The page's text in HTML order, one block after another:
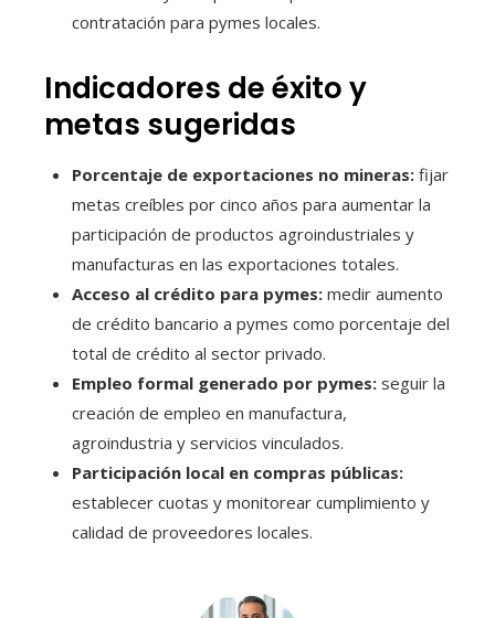
contratación para pymes locales.
Indicadores de éxito y
metas sugeridas
Porcentaje de exportaciones no mineras: fijar
metas creíbles por cinco años para aumentar la
participación de productos agroindustriales y
manufacturas en las exportaciones totales.
Acceso al crédito para pymes: medir aumento
de crédito bancario a pymes como porcentaje del
total de crédito al sector privado.
Empleo formal generado por pymes: seguir la
creación de empleo en manufactura,
agroindustria y servicios vinculados.
Participación local en compras públicas:
establecer cuotas y monitorear cumplimiento y
calidad de proveedores locales.